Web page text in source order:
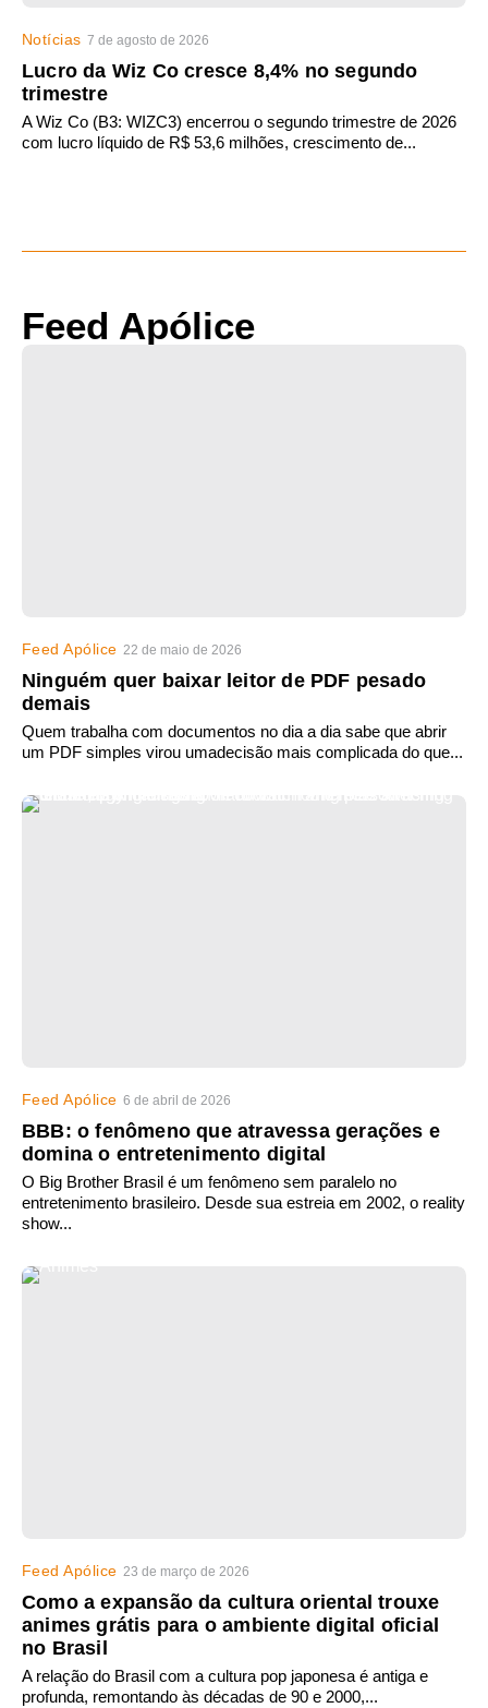
Notícias 7 de agosto de 2026
Lucro da Wiz Co cresce 8,4% no segundo
trimestre
A Wiz Co (B3: WIZC3) encerrou o segundo trimestre de 2026
com lucro líquido de R$ 53,6 milhões, crescimento de...
Feed Apólice
Feed Apólice 22 de maio de 2026
Ninguém quer baixar leitor de PDF pesado
demais
Quem trabalha com documentos no dia a dia sabe que abrir
um PDF simples virou umadecisão mais complicada do que...
Feed Apólice 6 de abril de 2026
BBB: o fenômeno que atravessa gerações e
domina o entretenimento digital
O Big Brother Brasil é um fenômeno sem paralelo no
entretenimento brasileiro. Desde sua estreia em 2002, o reality
show...
Feed Apólice 23 de março de 2026
Como a expansão da cultura oriental trouxe
animes grátis para o ambiente digital oficial
no Brasil
A relação do Brasil com a cultura pop japonesa é antiga e
profunda, remontando às décadas de 90 e 2000,...